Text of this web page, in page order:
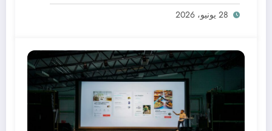
28 يونيو، 2026